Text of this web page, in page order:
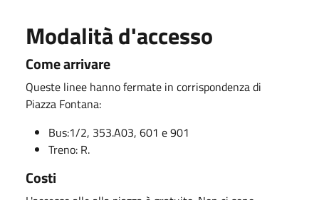
Modalità d'accesso
Come arrivare
Queste linee hanno fermate in corrispondenza di
Piazza Fontana:
Bus:1/2, 353.A03, 601 e 901
Treno: R.
Costi